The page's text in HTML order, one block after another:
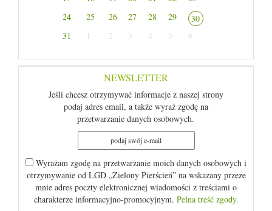
24
25 26 27 28 29
30
31
1 2 3 4 5 6
NEWSLETTER
Jeśli chcesz otrzymywać informacje z naszej strony
podaj adres email, a także wyraź zgodę na
przetwarzanie danych osobowych.
Wyrażam zgodę na przetwarzanie moich danych osobowych i
otrzymywanie od LGD „Zielony Pierścień” na wskazany przeze
mnie adres poczty elektronicznej wiadomości z treściami o
charakterze informacyjno-promocyjnym. Pelna treść zgody.